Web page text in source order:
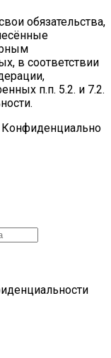
обязательства,
в соответствии
п.п. 5.2. и 7.2.
Конфиденциально